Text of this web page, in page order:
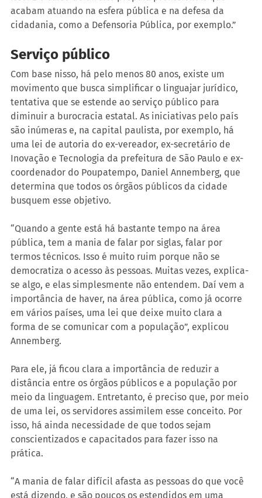
acabam atuando na esfera pública e na defesa da
cidadania, como a Defensoria Pública, por exemplo.”
Serviço público
Com base nisso, há pelo menos 80 anos, existe um
movimento que busca simplificar o linguajar jurídico,
tentativa que se estende ao serviço público para
diminuir a burocracia estatal. As iniciativas pelo país
são inúmeras e, na capital paulista, por exemplo, há
uma lei de autoria do ex-vereador, ex-secretário de
Inovação e Tecnologia da prefeitura de São Paulo e ex-
coordenador do Poupatempo, Daniel Annemberg, que
determina que todos os órgãos públicos da cidade
busquem esse objetivo.
“Quando a gente está há bastante tempo na área
pública, tem a mania de falar por siglas, falar por
termos técnicos. Isso é muito ruim porque não se
democratiza o acesso às pessoas. Muitas vezes, explica-
se algo, e elas simplesmente não entendem. Daí vem a
importância de haver, na área pública, como já ocorre
em vários países, uma lei que deixe muito clara a
forma de se comunicar com a população”, explicou
Annemberg.
Para ele, já ficou clara a importância de reduzir a
distância entre os órgãos públicos e a população por
meio da linguagem. Entretanto, é preciso que, por meio
de uma lei, os servidores assimilem esse conceito. Por
isso, há ainda necessidade de que todos sejam
conscientizados e capacitados para fazer isso na
prática.
“A mania de falar difícil afasta as pessoas do que você
está dizendo, e são poucos os estendidos em uma